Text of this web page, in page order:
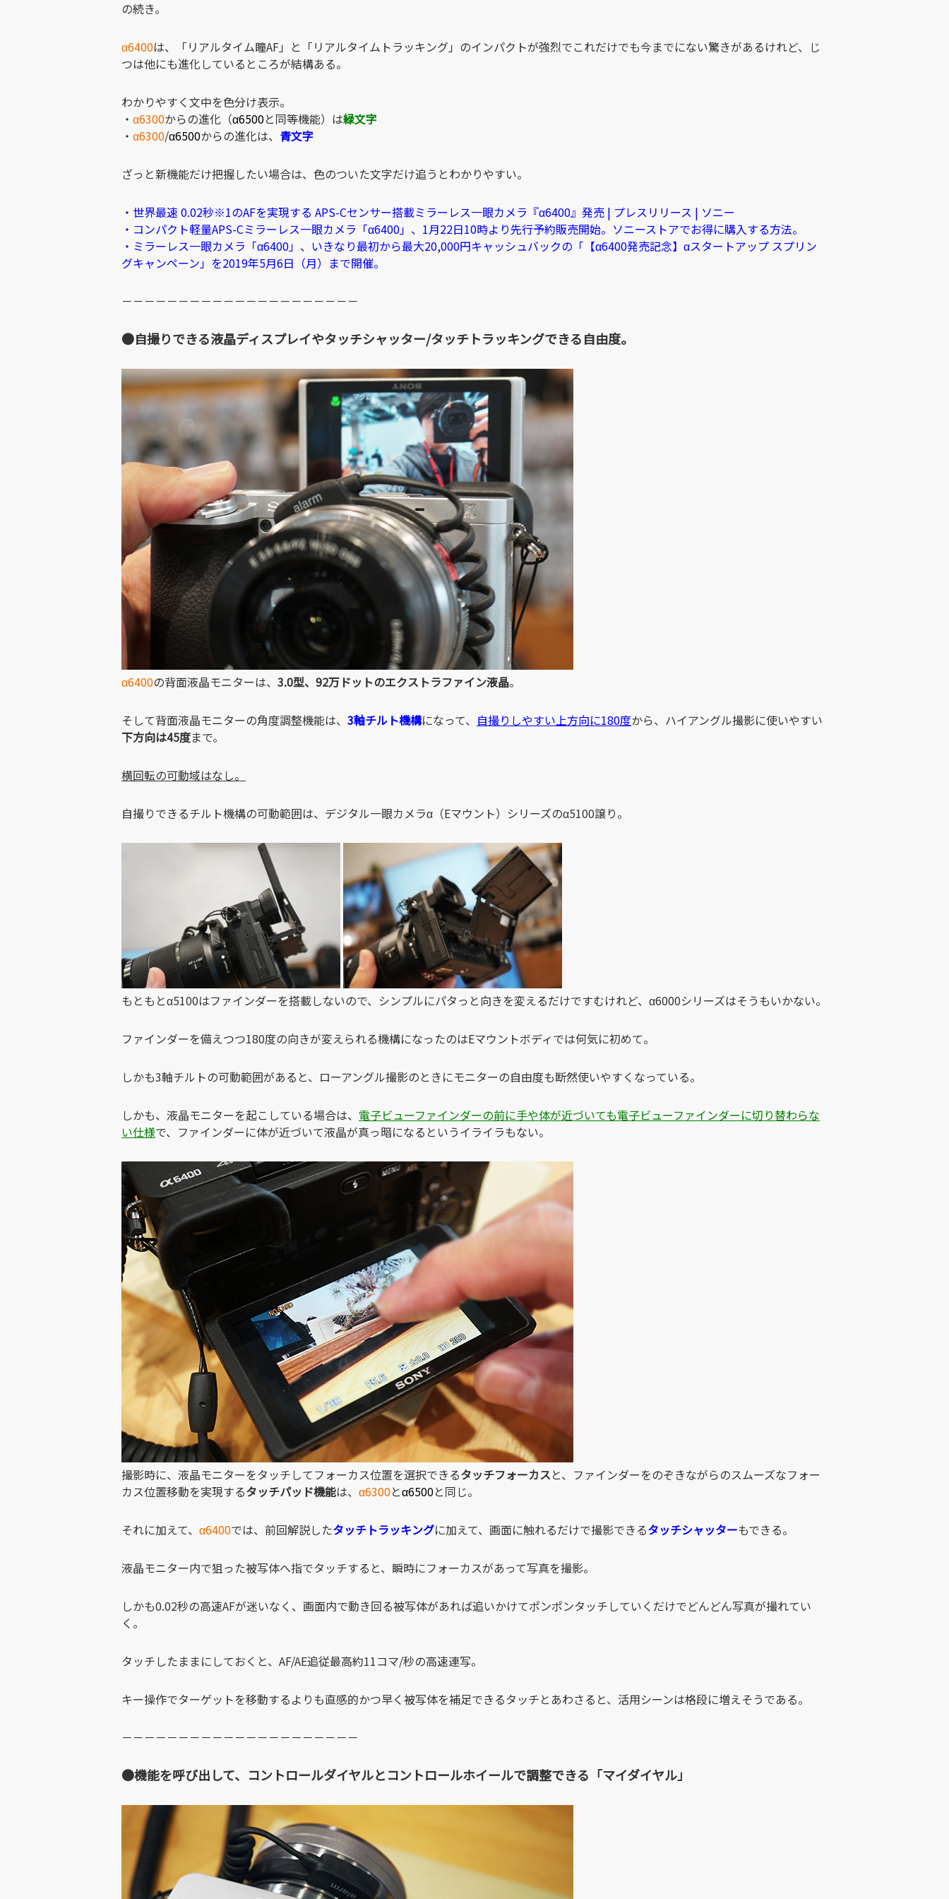
の続き。
α6400は、「リアルタイム瞳AF」と「リアルタイムトラッキング」のインパクトが強烈でこれだけでも今までにない驚きがあるけれど、じ
つは他にも進化しているところが結構ある。
わかりやすく文中を色分け表示。
・ α6300からの進化（α6500と同等機能）は緑文字
・ α6300/α6500からの進化は、 青文字
ざっと新機能だけ把握したい場合は、色のついた文字だけ追うとわかりやすい。
・世界最速 0.02秒※1のAFを実現する APS-Cセンサー搭載ミラーレス一眼カメラ『α6400』発売 | プレスリリース | ソニー
・コンパクト軽量APS-Cミラーレス一眼カメラ「α6400」、1月22日10時より先行予約販売開始。ソニーストアでお得に購入する方法。
・ミラーレス一眼カメラ「α6400」、いきなり最初から最大20,000円キャッシュバックの「【α6400発売記念】αスタートアップ スプリン
グキャンペーン」を2019年5月6日（月）まで開催。
－－－－－－－－－－－－－－－－－－－－－
●自撮りできる液晶ディスプレイやタッチシャッター/タッチトラッキングできる自由度。
α6400の背面液晶モニターは、 3.0型、92万ドットのエクストラファイン液晶。
そして背面液晶モニターの角度調整機能は、 3軸チルト機構になって、 自撮りしやすい上方向に180度から、ハイアングル撮影に使いやすい
下方向は45度まで。
横回転の可動域はなし。
自撮りできるチルト機構の可動範囲は、デジタル一眼カメラα（Eマウント）シリーズのα5100譲り。
もともとα5100はファインダーを搭載しないので、シンプルにパタっと向きを変えるだけですむけれど、α6000シリーズはそうもいかない。
ファインダーを備えつつ180度の向きが変えられる機構になったのはEマウントボディでは何気に初めて。
しかも3軸チルトの可動範囲があると、ローアングル撮影のときにモニターの自由度も断然使いやすくなっている。
しかも、液晶モニターを起こしている場合は、 電子ビューファインダーの前に手や体が近づいても電子ビューファインダーに切り替わらな
い仕様で、ファインダーに体が近づいて液晶が真っ暗になるというイライラもない。
撮影時に、液晶モニターをタッチしてフォーカス位置を選択できるタッチフォーカスと、ファインダーをのぞきながらのスムーズなフォー
カス位置移動を実現するタッチパッド機能は、 α6300とα6500と同じ。
それに加えて、 α6400では、前回解説したタッチトラッキングに加えて、画面に触れるだけで撮影できるタッチシャッターもできる。
液晶モニター内で狙った被写体へ指でタッチすると、瞬時にフォーカスがあって写真を撮影。
しかも0.02秒の高速AFが迷いなく、画面内で動き回る被写体があれば追いかけてポンポンタッチしていくだけでどんどん写真が撮れてい
く。
タッチしたままにしておくと、AF/AE追従最高約11コマ/秒の高速連写。
キー操作でターゲットを移動するよりも直感的かつ早く被写体を補足できるタッチとあわさると、活用シーンは格段に増えそうである。
－－－－－－－－－－－－－－－－－－－－－
●機能を呼び出して、コントロールダイヤルとコントロールホイールで調整できる「マイダイヤル」